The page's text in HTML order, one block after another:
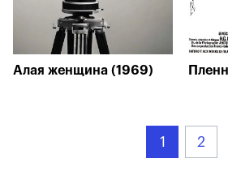
Алая женщина (1969)
1 2